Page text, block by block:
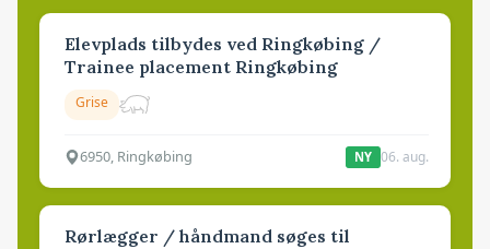
Elevplads tilbydes ved Ringkøbing /
Trainee placement Ringkøbing
Grise
6950, Ringkøbing NY 06. aug.
Rørlægger / håndmand søges til